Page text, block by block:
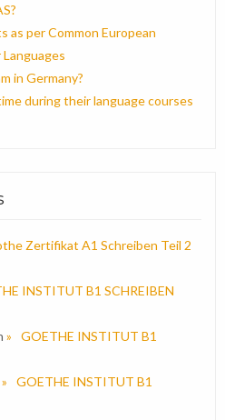
as per Common European
in Germany?
during their language courses
Zertifikat A1 Schreiben Teil 2
INSTITUT B1 SCHREIBEN
GOETHE INSTITUT B1
GOETHE INSTITUT B1